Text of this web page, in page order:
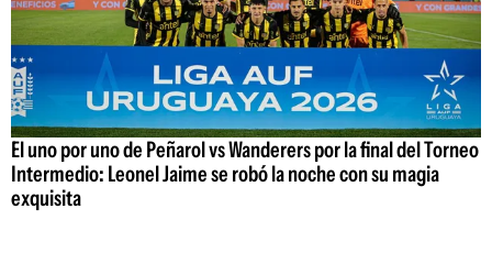
El uno por uno de Peñarol vs Wanderers por la final del Torneo
Intermedio: Leonel Jaime se robó la noche con su magia
exquisita